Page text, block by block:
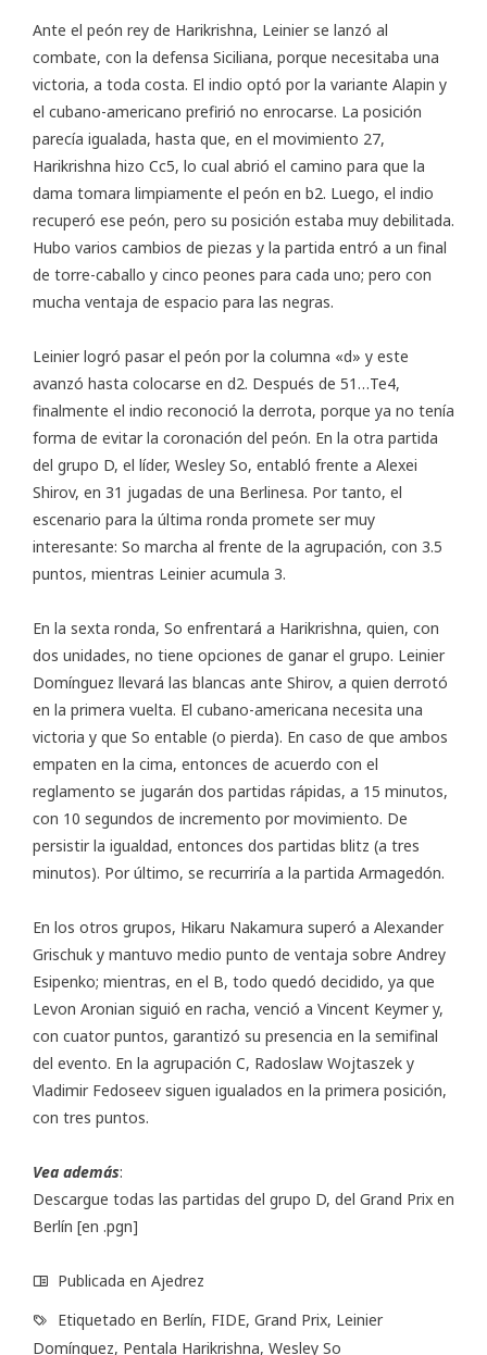
Ante el peón rey de Harikrishna, Leinier se lanzó al
combate, con la defensa Siciliana, porque necesitaba una
victoria, a toda costa. El indio optó por la variante Alapin y
el cubano-americano prefirió no enrocarse. La posición
parecía igualada, hasta que, en el movimiento 27,
Harikrishna hizo Cc5, lo cual abrió el camino para que la
dama tomara limpiamente el peón en b2. Luego, el indio
recuperó ese peón, pero su posición estaba muy debilitada.
Hubo varios cambios de piezas y la partida entró a un final
de torre-caballo y cinco peones para cada uno; pero con
mucha ventaja de espacio para las negras.
Leinier logró pasar el peón por la columna «d» y este
avanzó hasta colocarse en d2. Después de 51…Te4,
finalmente el indio reconoció la derrota, porque ya no tenía
forma de evitar la coronación del peón. En la otra partida
del grupo D, el líder, Wesley So, entabló frente a Alexei
Shirov, en 31 jugadas de una Berlinesa. Por tanto, el
escenario para la última ronda promete ser muy
interesante: So marcha al frente de la agrupación, con 3.5
puntos, mientras Leinier acumula 3.
En la sexta ronda, So enfrentará a Harikrishna, quien, con
dos unidades, no tiene opciones de ganar el grupo. Leinier
Domínguez llevará las blancas ante Shirov, a quien derrotó
en la primera vuelta. El cubano-americana necesita una
victoria y que So entable (o pierda). En caso de que ambos
empaten en la cima, entonces de acuerdo con el
reglamento se jugarán dos partidas rápidas, a 15 minutos,
con 10 segundos de incremento por movimiento. De
persistir la igualdad, entonces dos partidas blitz (a tres
minutos). Por último, se recurriría a la partida Armagedón.
En los otros grupos, Hikaru Nakamura superó a Alexander
Grischuk y mantuvo medio punto de ventaja sobre Andrey
Esipenko; mientras, en el B, todo quedó decidido, ya que
Levon Aronian siguió en racha, venció a Vincent Keymer y,
con cuator puntos, garantizó su presencia en la semifinal
del evento. En la agrupación C, Radoslaw Wojtaszek y
Vladimir Fedoseev siguen igualados en la primera posición,
con tres puntos.
Vea además:
Descargue todas las partidas del grupo D, del Grand Prix en
Berlín [en .pgn]
Publicada en Ajedrez
Etiquetado en Berlín, FIDE, Grand Prix, Leinier
Domínguez, Pentala Harikrishna, Wesley So